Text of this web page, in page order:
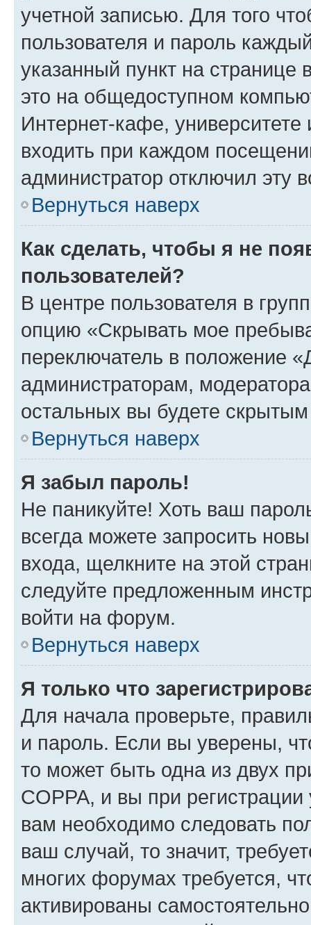
учетной записью. Для того
пользователя и пароль
указанный пункт на
это на общедоступном
Интернет-кафе, университете
входить при каждом
администратор отключил эту
Вернуться наверх
Как сделать, чтобы я не
пользователей?
В центре пользователя в
опцию «Скрывать мое
переключатель в положение
администраторам,
остальных вы будете
Вернуться наверх
Я забыл пароль!
Не паникуйте! Хоть ваш
всегда можете запросить
входа, щелкните на этой
следуйте предложенным
войти на форум.
Вернуться наверх
Я только что
Для начала проверьте,
и пароль. Если вы уверены,
то может быть одна из двух
COPPA, и вы при
вам необходимо следовать
ваш случай, то значит,
многих форумах требуется,
активированы